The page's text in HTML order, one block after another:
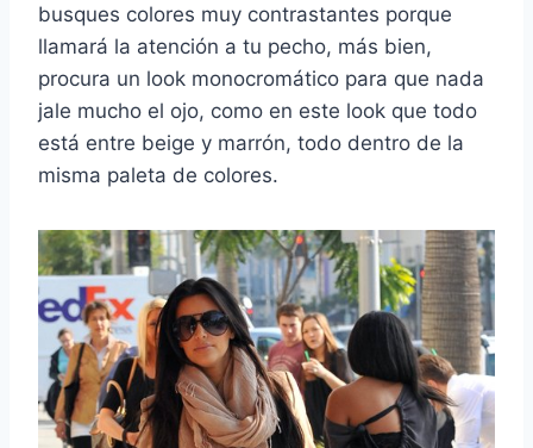
busques colores muy contrastantes porque
llamará la atención a tu pecho, más bien,
procura un look monocromático para que nada
jale mucho el ojo, como en este look que todo
está entre beige y marrón, todo dentro de la
misma paleta de colores.